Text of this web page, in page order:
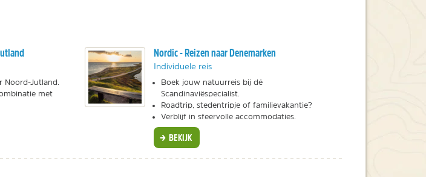
Jutland.
met
Nordic - Reizen naar Denemarken
Individuele reis
Boek jouw natuurreis bij dé
Scandinaviëspecialist.
Roadtrip, stedentripje of familievakantie?
Verblijf in sfeervolle accommodaties.
BEKIJK